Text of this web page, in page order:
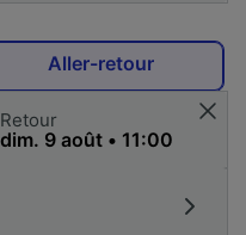
Aller-retour
Retour